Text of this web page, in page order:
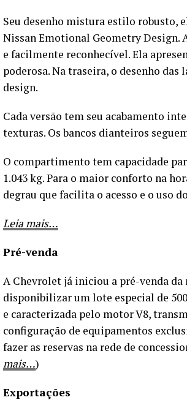
Seu desenho mistura estilo robusto,
Nissan Emotional Geometry Design.
e facilmente reconhecível. Ela
poderosa. Na traseira, o desenho
design.
Cada versão tem seu acabamento
texturas. Os bancos dianteiros
O compartimento tem capacidade
1.043 kg. Para o maior conforto na
degrau que facilita o acesso e o uso
Leiamais…
Pré-venda
A Chevrolet já iniciou a pré-venda
disponibilizar um lote especial de
e caracterizada pelo motor V8,
configuração de equipamentos
fazer as reservas na rede de
mais…)
Exportações